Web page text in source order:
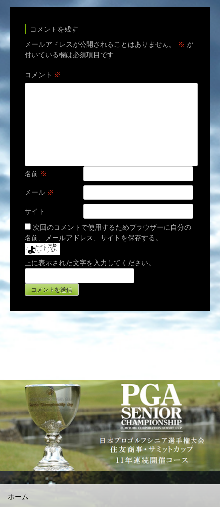
コメントを残す
メールアドレスが公開されることはありません。
※ が
付いている欄は必須項目です
コメント ※
名前 ※
メール ※
サイト
次回のコメントで使用するためブラウザーに自分の
名前、メールアドレス、サイトを保存する。
上に表示された文字を入力してください。
ホーム